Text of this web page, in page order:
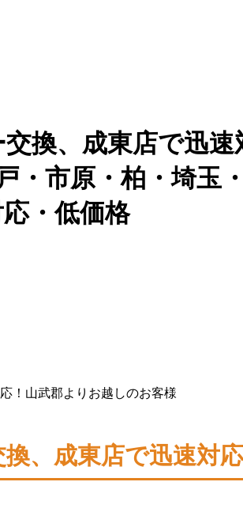
換、成東店で迅
・市原・柏・埼玉
応・低価格
！山武郡よりお越しのお客様
、成東店で迅速対